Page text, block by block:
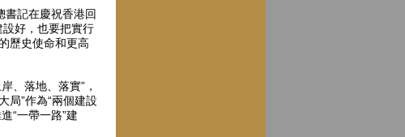
書記在慶祝香港回
好，也要把實行
歷史使命和更高
、落地、落實”，
局”作為“兩個建設
“一帶一路”建